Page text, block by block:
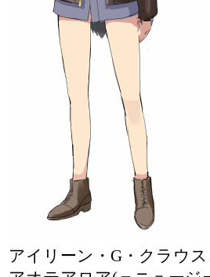
アイリーン・G・クラウス